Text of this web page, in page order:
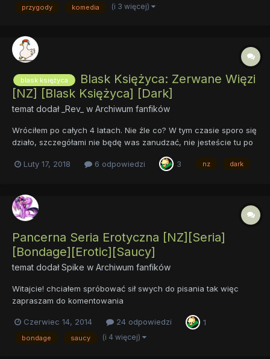
oślepnięcia i spopielenia spojówek. Jedynie gałgan najczystszej
przygody komedia (i 3 więcej)
blask księżyca
Blask Księżyca: Zerwane Więzi
[NZ] [Blask Księżyca] [Dark]
temat dodał _Rev_ w Archiwum fanfików
Wróciłem po całych 4 latach. Nie źle co? W tym czasie sporo się
działo, szczegółami nie będę was zanudzać, nie jesteście tu po
to, by czytać o moim życiu. Tak czy inaczej, postanowiłem
odkurzyć mój stary projekt, Blask Księżyca. Dlatego właśnie
Luty 17, 2018 6 odpowiedzi 3 nz dark
Pancerna Seria Erotyczna [NZ][Seria]
[Bondage][Erotic][Saucy]
temat dodałSpike w Archiwum fanfików
Witajcie! chciałem spróbować sił swych do pisania tak więc
zapraszam do komentowania
edit?usp=sharing <- Pierwsza część,Uczniowskie Życie
https://drive.google.com/file/d/0BxxbUJnBkfurZUR5QkhJRkhzNE
Czerwiec 14, 2014 24 odpowiedzi 1
bondage saucy (i 4 więcej)